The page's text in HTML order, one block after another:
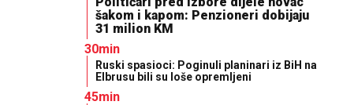
šakom i kapom: Penzioneri dobijaju
31 milion KM
30min
Ruski spasioci: Poginuli planinari iz BiH na
Elbrusu bili su loše opremljeni
45min